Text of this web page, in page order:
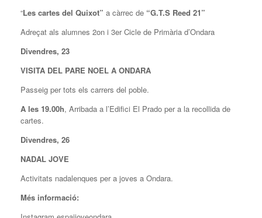
“Les cartes del Quixot” a càrrec de “G.T.S Reed 21”
Adreçat als alumnes 2on i 3er Cicle de Primària d’Ondara
Divendres, 23
VISITA DEL PARE NOEL A ONDARA
Passeig per tots els carrers del poble.
A les 19.00h, Arribada a l’Edifici El Prado per a la recollida de
cartes.
Divendres, 26
NADAL JOVE
Activitats nadalenques per a joves a Ondara.
Més informació: